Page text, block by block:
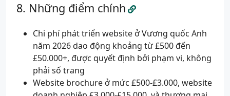
Những điểm chính
Chi phí phát triển website ở Vương quốc Anh
năm 2026 dao động khoảng từ £500 đến
£50.000+, được quyết định bởi phạm vi, không
phải số trang
Website brochure ở mức £500-£3.000, website